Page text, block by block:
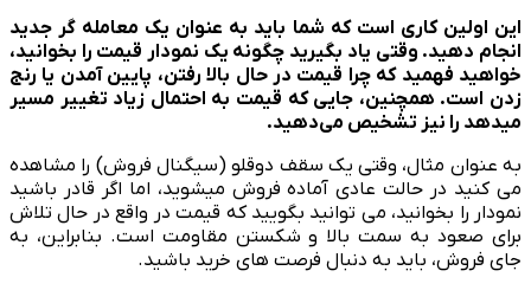
این اولین کاری است که شما باید به عنوان یک معامله گر جدید
انجام دهید. وقتی یاد بگیرید چگونه یک نمودار قیمت را بخوانید،
خواهید فهمید که چرا قیمت در حال بالا رفتن، پایین آمدن یا رنج
زدن است. همچنین، جایی که قیمت به احتمال زیاد تغییر مسیر
می­دهد را نیز تشخیص می­‌دهید.
به عنوان مثال، وقتی یک سقف دوقلو (سیگنال فروش) را مشاهده
می کنید در حالت عادی آماده فروش می­شوید، اما اگر قادر باشید
نمودار را بخوانید، می توانید بگویید که قیمت در واقع در حال تلاش
برای صعود به سمت بالا و شکستن مقاومت است. بنابراین، به
جای فروش، باید به دنبال فرصت های خرید باشید.